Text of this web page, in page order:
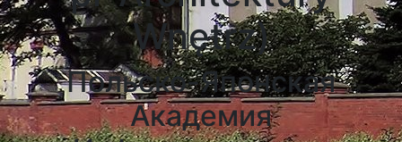
Wnętrz)
Польско-Японская
Академия